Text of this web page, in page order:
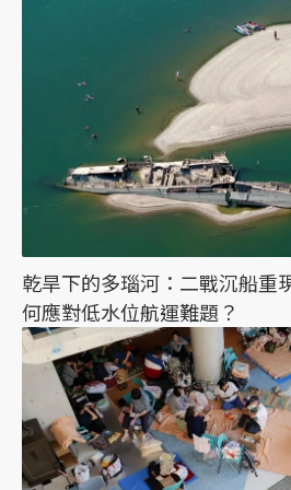
乾旱下的多瑙河：二戰沉船重
何應對低水位航運難題？